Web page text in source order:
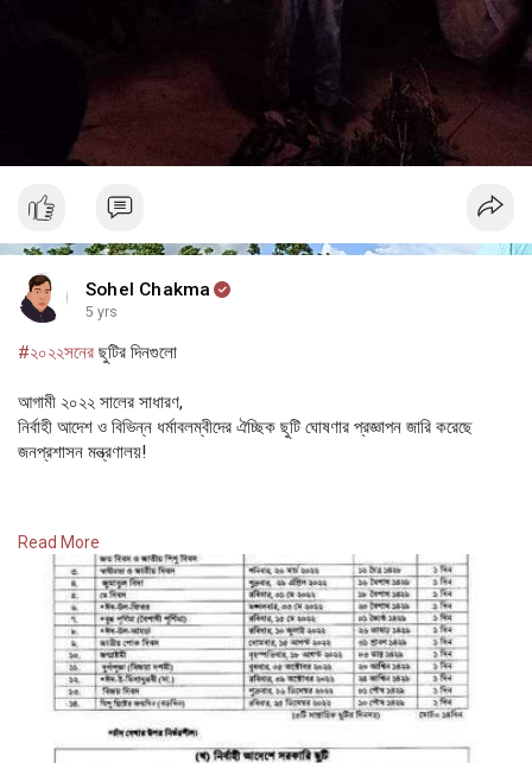
Sohel Chakma
5 yrs
#২০২২সনের ছুটির দিনগুলো
আগামী ২০২২ সালের সাধারণ,
নির্বাহী আদেশ ও বিভিন্ন ধর্মাবলম্বীদের ঐচ্ছিক ছুটি ঘোষণার প্রজ্ঞাপন জারি করেছে
জনপ্রশাসন মন্ত্রণালয়!
Join fellow
#sohellinkeeiofficial
#chakmacommunity
#cht
#khagrachari
#bangladesh
#linkeeibangladesh
Read More